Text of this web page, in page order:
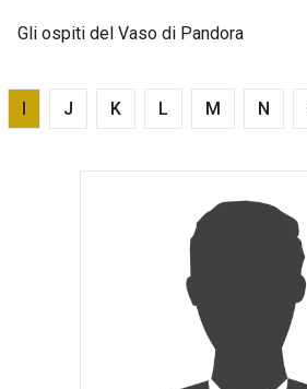
Gli ospiti del Vaso di Pandora
I J K L M N